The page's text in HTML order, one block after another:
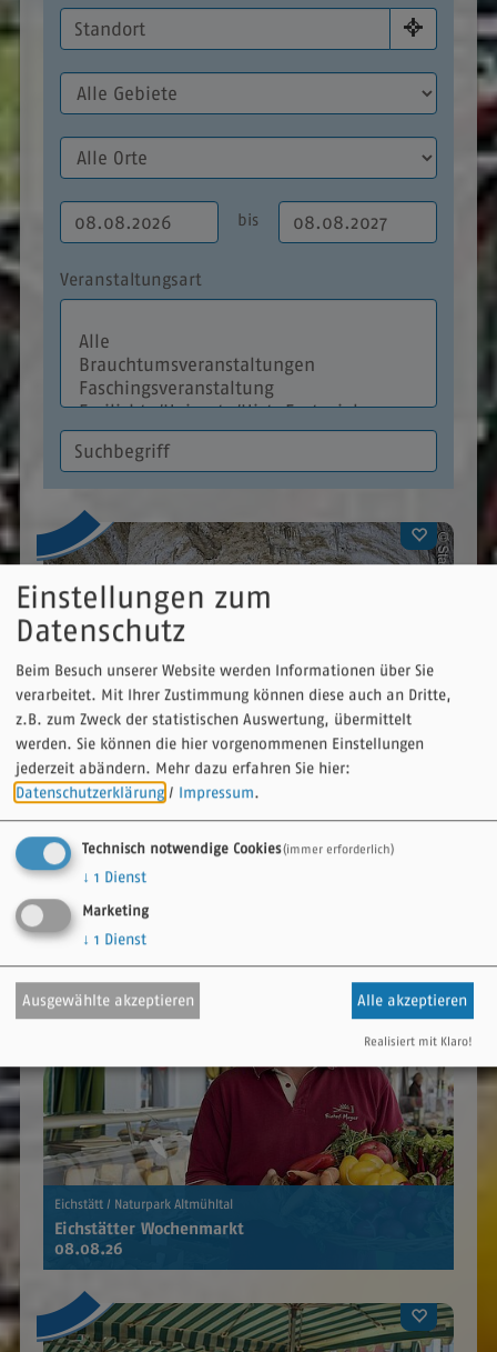
bis
Veranstaltungsart
Führung durch die Hohenzollernfestung Wülzburg
08.08.26
Eichstätt / Naturpark Altmühltal
Eichstätter Wochenmarkt
08.08.26
Einstellungen zum
Datenschutz
Beim Besuch unserer Website werden Informationen über Sie
verarbeitet. Mit Ihrer Zustimmung können diese auch an Dritte,
z.B. zum Zweck der statistischen Auswertung, übermittelt
werden. Sie können die hier vorgenommenen Einstellungen
jederzeit abändern. Mehr dazu erfahren Sie hier:
Datenschutzerklärung / Impressum.
Technisch notwendige Cookies(immer erforderlich)
↓ 1 Dienst
Marketing
↓ 1 Dienst
Ausgewählte akzeptieren Alle akzeptieren
Realisiert mit Klaro!